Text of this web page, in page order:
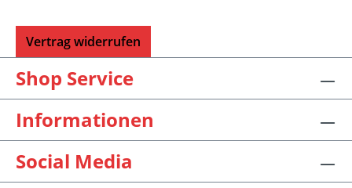
Vertrag widerrufen
Shop Service
Informationen
Social Media